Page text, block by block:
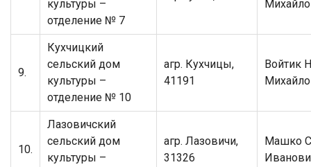
культуры –
отделение № 7
9.
Кухчицкий
сельский дом
культуры –
отделение № 10
агр. Кухчицы,
41191
Войтик
10.
Лазовичский
сельский дом
культуры –
агр. Лазовичи,
31326
Машко